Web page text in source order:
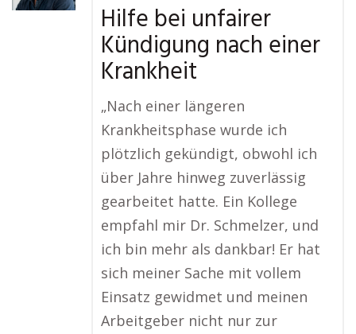
Hilfe bei unfairer
Kündigung nach einer
Krankheit
„Nach einer längeren
Krankheitsphase wurde ich
plötzlich gekündigt, obwohl ich
über Jahre hinweg zuverlässig
gearbeitet hatte. Ein Kollege
empfahl mir Dr. Schmelzer, und
ich bin mehr als dankbar! Er hat
sich meiner Sache mit vollem
Einsatz gewidmet und meinen
Arbeitgeber nicht nur zur